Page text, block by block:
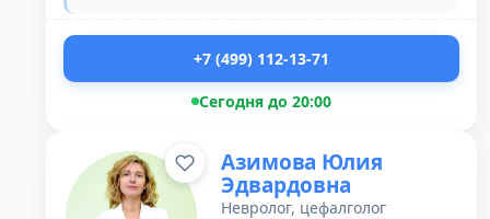
+7 (499) 112-13-71
Сегодня до 20:00
Азимова Юлия
Эдвардовна
Невролог, цефалголог